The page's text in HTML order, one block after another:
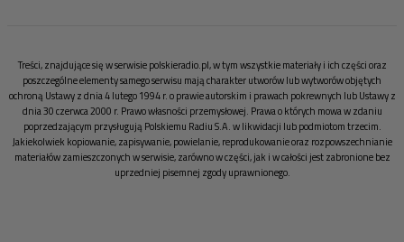
Treści, znajdujące się w serwisie polskieradio.pl, w tym wszystkie materiały i ich części oraz
poszczególne elementy samego serwisu mają charakter utworów lub wytworów objętych
ochroną Ustawy z dnia 4 lutego 1994 r. o prawie autorskim i prawach pokrewnych lub Ustawy z
dnia 30 czerwca 2000 r. Prawo własności przemysłowej. Prawa o których mowa w zdaniu
poprzedzającym przysługują Polskiemu Radiu S.A. w likwidacji lub podmiotom trzecim.
Jakiekolwiek kopiowanie, zapisywanie, powielanie, reprodukowanie oraz rozpowszechnianie
materiałów zamieszczonych w serwisie, zarówno w części, jak i w całości jest zabronione bez
uprzedniej pisemnej zgody uprawnionego.